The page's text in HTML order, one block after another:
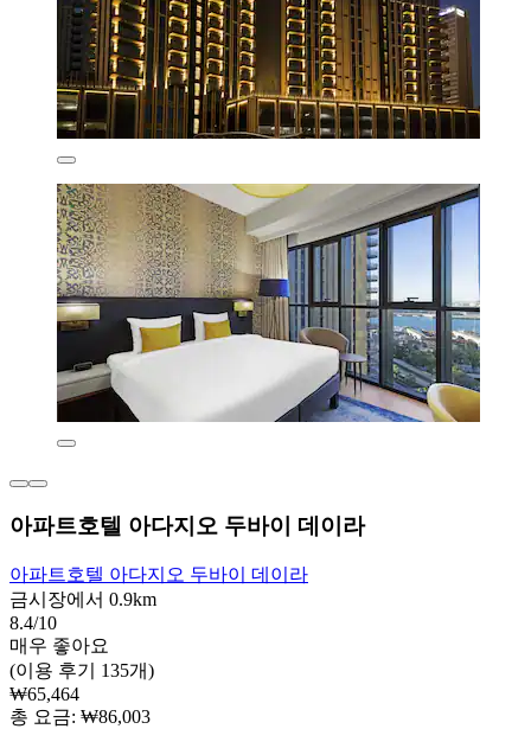
아파트호텔 아다지오 두바이 데이라
아파트호텔 아다지오 두바이 데이라
금시장에서 0.9km
8.4/10
매우 좋아요
(이용 후기 135개)
₩65,464
총 요금: ₩86,003